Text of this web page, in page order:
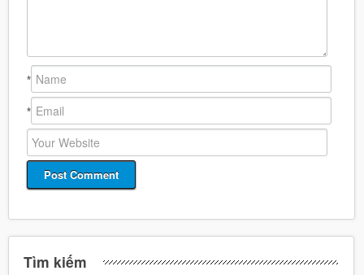
*
*
Tìm kiếm